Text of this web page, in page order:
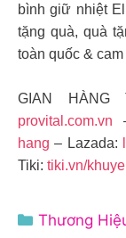
bình giữ nhiệt
tặng quà, quà
toàn quốc &
GIAN
provital.com.vn
hang – Lazada:
Tiki: tiki.vn/
Danh
Thương